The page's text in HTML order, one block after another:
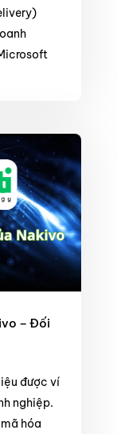
– Đối
được ví
nghiệp.
hóa